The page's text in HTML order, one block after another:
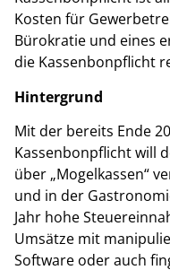
Kosten für
Bürokratie und eines
die Kassenbonpflicht
Hintergrund
Mit der bereits Ende
Kassenbonpflicht will
über „Mogelkassen“
und in der
Jahr hohe
Umsätze mit
Software oder auch